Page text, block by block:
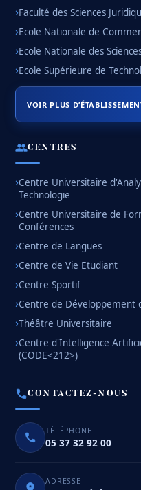
Faculté des Sciences
Ecole Nationale de
Ecole Nationale des
Ecole Supérieure de
VOIR PLUS
CENTRES
Centre Universitaire
Technologie
Centre Universitaire de
Conférences
Centre de Langues
Centre de Vie Etudiant
Centre Sportif
Centre de Développement
Théâtre Universitaire
Centre d'Intelligence
(CODE<212>)
CONTACTEZ-NOUS
TÉLÉPHONE
05 37 32 92 00
ADRESSE